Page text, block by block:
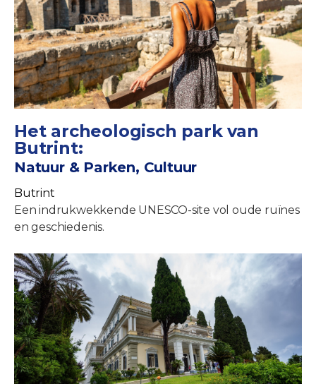
Het archeologisch park van
Butrint:
Natuur & Parken, Cultuur
Butrint
Een indrukwekkende UNESCO-site vol oude ruïnes
en geschiedenis.